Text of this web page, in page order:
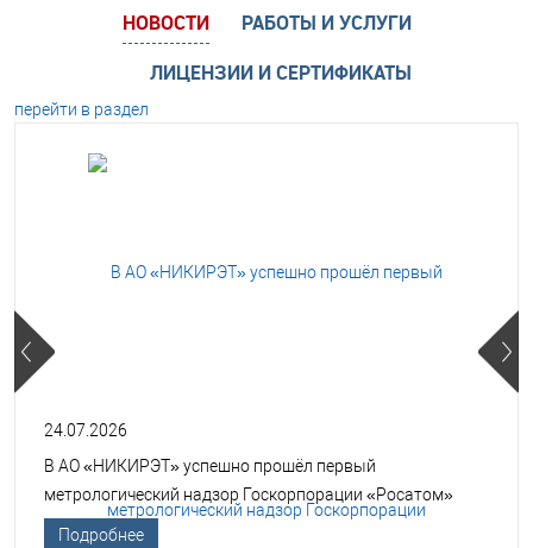
НОВОСТИ
РАБОТЫ И УСЛУГИ
ЛИЦЕНЗИИ И СЕРТИФИКАТЫ
перейти в раздел
24.07.2026
В АО «НИКИРЭТ» успешно прошёл первый
метрологический надзор Госкорпорации «Росатом»
Подробнее